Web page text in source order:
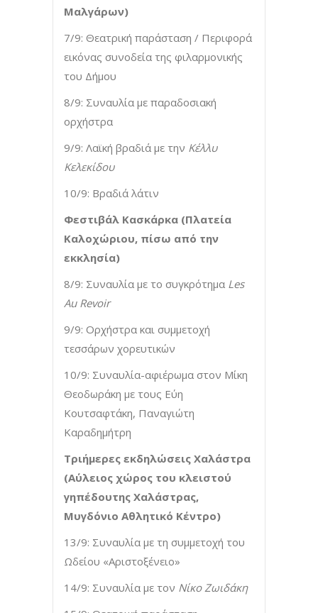
Μαλγάρων)
7/9: Θεατρική παράσταση / Περιφορά
εικόνας συνοδεία της φιλαρμονικής
του Δήμου
8/9: Συναυλία με παραδοσιακή
ορχήστρα
9/9: Λαϊκή βραδιά με την Κέλλυ
Κελεκίδου
10/9: Βραδιά λάτιν
Φεστιβάλ Κασκάρκα (Πλατεία
Καλοχώριου, πίσω από την
εκκλησία)
8/9: Συναυλία με το συγκρότημα Les
Au Revoir
9/9: Ορχήστρα και συμμετοχή
τεσσάρων χορευτικών
10/9: Συναυλία-αφιέρωμα στον Μίκη
Θεοδωράκη με τους Εύη
Κουτσαφτάκη, Παναγιώτη
Καραδημήτρη
Τριήμερες εκδηλώσεις Χαλάστρα
(Αύλειος χώρος του κλειστού
γηπέδουτης Χαλάστρας,
Μυγδόνιο Αθλητικό Κέντρο)
13/9: Συναυλία με τη συμμετοχή του
Ωδείου «Αριστοξένειο»
14/9: Συναυλία με τον Νίκο Ζωιδάκη